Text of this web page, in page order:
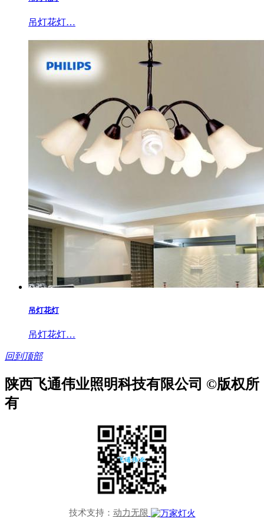
吊灯花灯…
吊灯花灯
吊灯花灯…
回到顶部
陕西飞通伟业照明科技有限公司 ©版权所
有
技术支持： 动力无限